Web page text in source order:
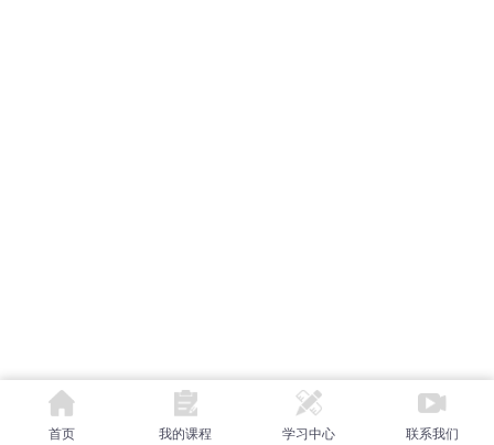
首页 我的课程 学习中心 联系我们